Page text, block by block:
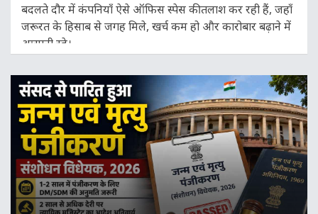
बदलते दौर में कंपनियाँ ऐसे ऑफिस स्पेस की तलाश कर रही हैं, जहाँ
जरूरत के हिसाब से जगह मिले, खर्च कम हो और कारोबार बढ़ाने में
आसानी रहे।